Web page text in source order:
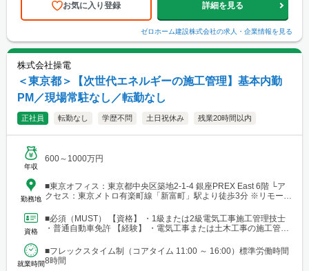
お気に入り登録 詳細を見る
ゼロホーム建設株式会社の求人・企業情報を見る
株式会社操電
＜東京都＞【次世代エネルギーの施工管理】基本内勤
PM／現場常駐なし／転勤なし
正社員 転勤なし 学歴不問 土日祝休み 残業20時間以内
年収
600～1000万円
勤務地
■東京オフィス：東京都中央区築地2-1-4 銀座PREX East 6階 └ア
クセス：東京メトロ有楽町線「新富町」駅より徒歩3分 ※リモート
資格
■必須（MUST） 【資格】 ・1級または2級電気工事施工管理技士
・普通自動車免許 【経験】 ・電気工事または土木工事の施工管
就業時間
■フレックスタイム制（コアタイム 11:00 ～ 16:00）標準労働時間
8時間